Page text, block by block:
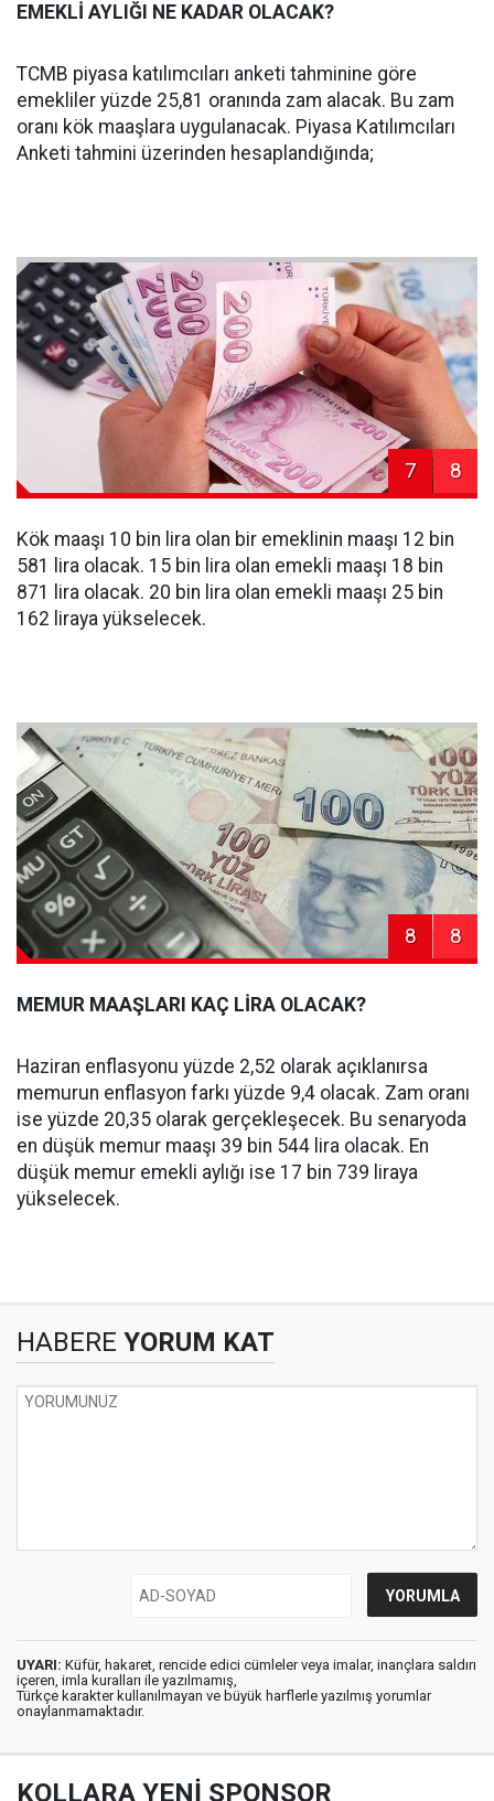
EMEKLİ AYLIĞI NE KADAR OLACAK?
TCMB piyasa katılımcıları anketi tahminine göre
emekliler yüzde 25,81 oranında zam alacak. Bu zam
oranı kök maaşlara uygulanacak. Piyasa Katılımcıları
Anketi tahmini üzerinden hesaplandığında;
7 8
Kök maaşı 10 bin lira olan bir emeklinin maaşı 12 bin
581 lira olacak. 15 bin lira olan emekli maaşı 18 bin
871 lira olacak. 20 bin lira olan emekli maaşı 25 bin
162 liraya yükselecek.
8 8
MEMUR MAAŞLARI KAÇ LİRA OLACAK?
Haziran enflasyonu yüzde 2,52 olarak açıklanırsa
memurun enflasyon farkı yüzde 9,4 olacak. Zam oranı
ise yüzde 20,35 olarak gerçekleşecek. Bu senaryoda
en düşük memur maaşı 39 bin 544 lira olacak. En
düşük memur emekli aylığı ise 17 bin 739 liraya
yükselecek.
HABERE YORUM KAT
UYARI: Küfür, hakaret, rencide edici cümleler veya imalar, inançlara saldırı
içeren, imla kuralları ile yazılmamış,
Türkçe karakter kullanılmayan ve büyük harflerle yazılmış yorumlar
onaylanmamaktadır.
KOLLARA YENİ SPONSOR